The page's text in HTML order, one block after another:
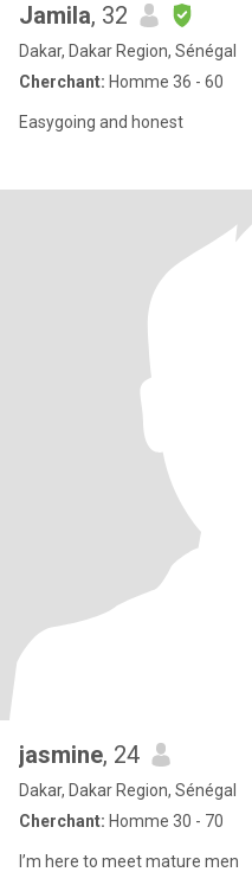
Jamila, 32
Dakar, Dakar Region, Sénégal
Cherchant: Homme 36 - 60
Easygoing and honest
jasmine, 24
Dakar, Dakar Region, Sénégal
Cherchant: Homme 30 - 70
I’m here to meet mature men